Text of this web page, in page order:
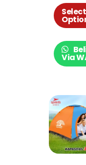
Mainan
Lampu
Musik
ST05
Select
Via